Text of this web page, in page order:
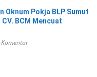
Oknum Pokja BLP Sumut
BCM Mencuat